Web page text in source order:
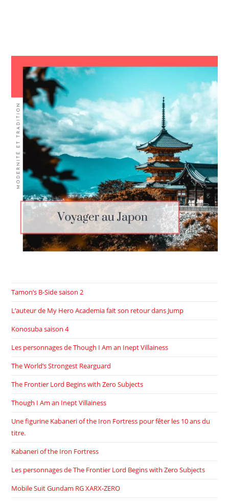
Tamon’s B-Side saison 2
L’auteur de My Hero Academia fait son retour dans Jump
Konosuba saison 4
Les personnages de Though I Am an Inept Villainess
The World’s Strongest Rearguard
The Frontier Lord Begins with Zero Subjects
Though I Am an Inept Villainess
Une figurine Kabaneri of the Iron Fortress pour fêter les 10 ans du
titre.
Kabaneri of the Iron Fortress
Les personnages de The Frontier Lord Begins with Zero Subjects
Mobile Suit Gundam RG XARX-ZERO